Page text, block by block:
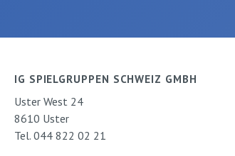
IG SPIELGRUPPEN SCHWEIZ GMBH
Uster West 24
8610 Uster
Tel. 044 822 02 21